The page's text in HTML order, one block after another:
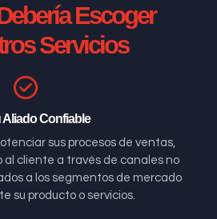
Escoger
Servicios
Aliado Confiable
sus procesos de ventas,
al cliente a través de canales no
a los segmentos de mercado
su producto o servicios.